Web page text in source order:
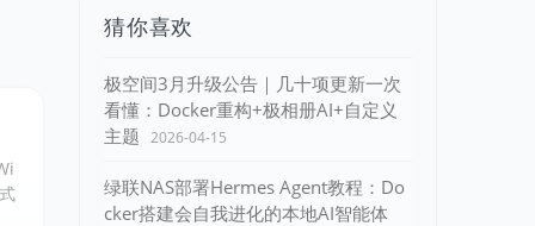
猜你喜欢
极空间3月升级公告｜几十项更新一次
看懂：Docker重构+极相册AI+自定义
主题 2026-04-15
绿联NAS部署Hermes Agent教程：Do
cker搭建会自我进化的本地AI智能体